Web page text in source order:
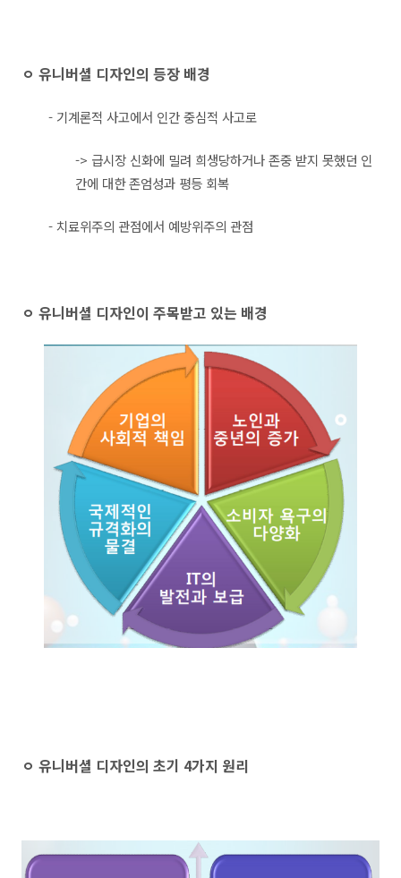
ㅇ 유니버셜 디자인의 등장 배경
- 기계론적 사고에서 인간 중심적 사고로
-> 급시장 신화에 밀려 희생당하거나 존중 받지 못했던 인
간에 대한 존엄성과 평등 회복
- 치료위주의 관점에서 예방위주의 관점
ㅇ 유니버셜 디자인이 주목받고 있는 배경
ㅇ 유니버셜 디자인의 초기 4가지 원리